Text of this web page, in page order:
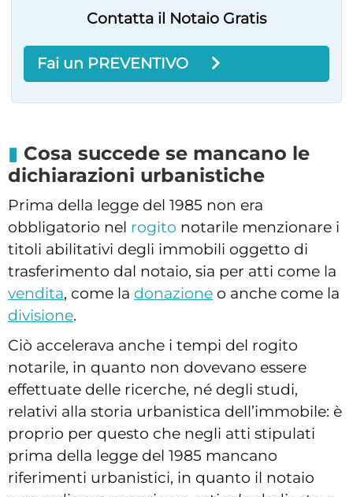
Contatta il Notaio Gratis
Fai un PREVENTIVO
Cosa succede se mancano le
dichiarazioni urbanistiche
Prima della legge del 1985 non era
obbligatorio nel rogito notarile menzionare i
titoli abilitativi degli immobili oggetto di
trasferimento dal notaio, sia per atti come la
vendita, come la donazione o anche come la
divisione.
Ciò accelerava anche i tempi del rogito
notarile, in quanto non dovevano essere
effettuate delle ricerche, né degli studi,
relativi alla storia urbanistica dell’immobile: è
proprio per questo che negli atti stipulati
prima della legge del 1985 mancano
riferimenti urbanistici, in quanto il notaio